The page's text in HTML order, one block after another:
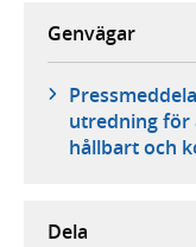
Genvägar
utredning för
hållbart och
Dela